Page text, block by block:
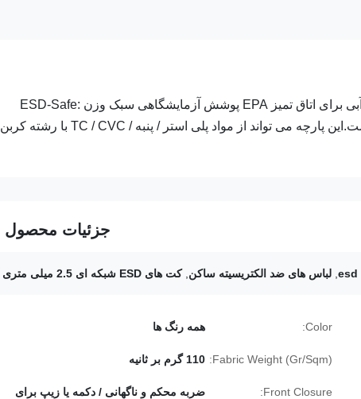
ژاکت های ESD اتلاف کننده استاتیک 2.5 میلی متری مشبک سفید و آبی برای اتاق تمیز EPA پوشش آزمایشگاهی سبک وزن ESD-Safe:
AG0802توضیحات: از مواد اتلاف کننده استاتیک ESD ساخته شده است.این پارچه می تواند از مواد پلی استر / پنبه / TC / CVC با رشته کربن
جزئیات محصول
لباس های ضد الکتریسیته ساکن ,کت های ESD شبکه ای 2.5 میلی متری
Color: همه رنگ ها
Fabric Weight (Gr/Sqm): 110 گرم بر ثانیه
Front Closure:
ضربه محکم و ناگهانی / دکمه یا زیپ برای